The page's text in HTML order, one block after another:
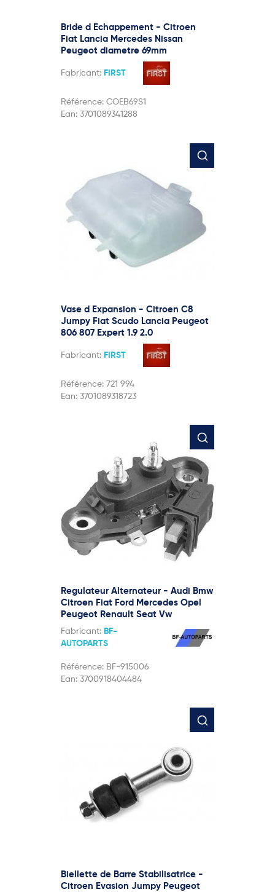
Bride d Echappement - Citroen
Fiat Lancia Mercedes Nissan
Peugeot diametre 69mm
Fabricant: FIRST
Référence: COEB69S1
Ean: 3701089341288
Vase d Expansion - Citroen C8
Jumpy Fiat Scudo Lancia Peugeot
806 807 Expert 1.9 2.0
Fabricant: FIRST
Référence: 721 994
Ean: 3701089318723
Regulateur Alternateur - Audi Bmw
Citroen Fiat Ford Mercedes Opel
Peugeot Renault Seat Vw
Fabricant: BF-
AUTOPARTS
Référence: BF-915006
Ean: 3700918404484
Biellette de Barre Stabilisatrice -
Citroen Evasion Jumpy Peugeot